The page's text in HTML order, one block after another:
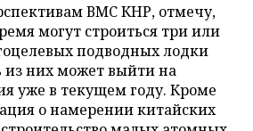
ВМС КНР, отмечу,
могут строиться три или
подводных лодки
из них может выйти на
уже в текущем году. Кроме
о намерении китайских